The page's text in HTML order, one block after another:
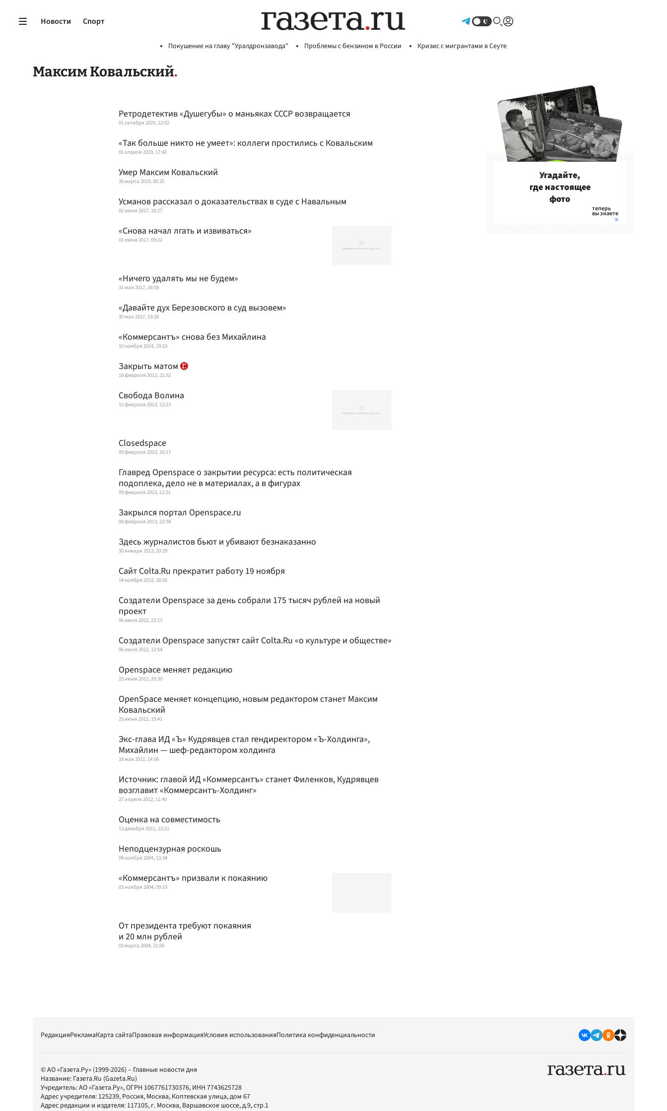
Новости Спорт
Покушение на главу "Уралдронзавода" Проблемы с бензином в России Кризис с мигрантами в Сеуте
Максим Ковальский
Ретродетектив «Душегубы» о маньяках СССР возвращается
01 октября 2025, 12:02
«Так больше никто не умеет»: коллеги простились с Ковальским
01 апреля 2019, 17:42
Умер Максим Ковальский
30 марта 2019, 00:25
Усманов рассказал о доказательствах в суде с Навальным
02 июня 2017, 10:27
«Снова начал лгать и извиваться»
01 июня 2017, 00:22
«Ничего удалять мы не будем»
31 мая 2017, 16:58
«Давайте дух Березовского в суд вызовем»
30 мая 2017, 19:28
«Коммерсантъ» снова без Михайлина
10 ноября 2014, 19:23
Закрыть матом
18 февраля 2013, 21:32
Свобода Волина
11 февраля 2013, 13:23
Closedspace
09 февраля 2013, 16:17
Главред Openspace о закрытии ресурса: есть политическая
подоплека, дело не в материалах, а в фигурах
09 февраля 2013, 11:51
Закрылся портал Openspace.ru
08 февраля 2013, 22:58
Здесь журналистов бьют и убивают безнаказанно
30 января 2013, 20:29
Сайт Colta.Ru прекратит работу 19 ноября
14 ноября 2012, 18:26
Создатели Openspace за день собрали 175 тысяч рублей на новый
проект
06 июля 2012, 23:17
Создатели Openspace запустят сайт Colta.Ru «о культуре и обществе»
06 июля 2012, 12:54
Openspace меняет редакцию
25 июня 2012, 20:30
OpenSpace меняет концепцию, новым редактором станет Максим
Ковальский
25 июня 2012, 19:41
Экс-глава ИД «Ъ» Кудрявцев стал гендиректором «Ъ-Холдинга»,
Михайлин — шеф-редактором холдинга
18 мая 2012, 14:06
Источник: главой ИД «Коммерсантъ» станет Филенков, Кудрявцев
возглавит «Коммерсантъ-Холдинг»
27 апреля 2012, 11:40
Оценка на совместимость
13 декабря 2011, 23:21
Неподцензурная роскошь
04 ноября 2004, 13:34
«Коммерсантъ» призвали к покаянию
03 ноября 2004, 09:33
От президента требуют покаяния
и 20 млн рублей
03 марта 2004, 21:06
Угадайте,
где настоящее
фото
РедакцияРекламаКарта сайтаПравовая информацияУсловия использованияПолитика конфиденциальности
© АО «Газета.Ру» (1999-2026) – Главные новости дня
Название: Газета.Ru (Gazeta.Ru)
Учредитель:АО «Газета.Ру», ОГРН 1067761730376, ИНН 7743625728
Адрес учредителя: 125239, Россия, Москва, Коптевская улица, дом 67
Адрес редакции и издателя: 117105, г. Москва, Варшавское шоссе, д.9, стр.1